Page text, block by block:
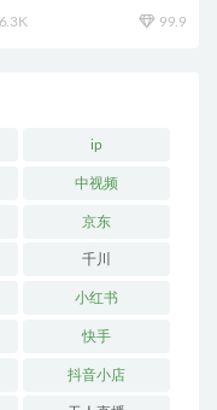
6.3K 99.9
ip
中视频
京东
千川
小红书
快手
抖音小店